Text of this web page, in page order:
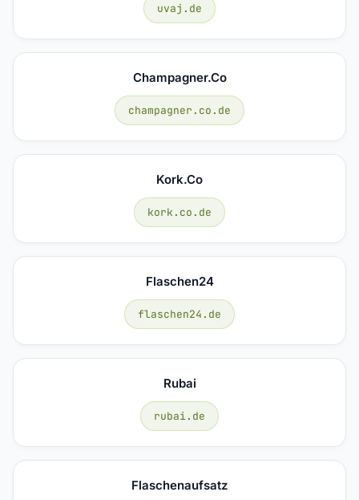
uvaj.de
Champagner.co
champagner.co.de
Kork.co
kork.co.de
Flaschen24
flaschen24.de
Rubai
rubai.de
Flaschenaufsatz